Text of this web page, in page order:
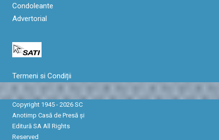
Condoleante
Advertorial
Termeni si Condiții
Copyright 1945 - 2026 SC
Anotimp Casă de Presă şi
Editură SA All Rights
Reserved